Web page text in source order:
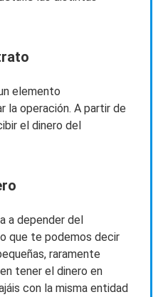
elemento
la operación. A partir de
el dinero del
a depender del
que te podemos decir
raramente
tener el dinero en
con la misma entidad